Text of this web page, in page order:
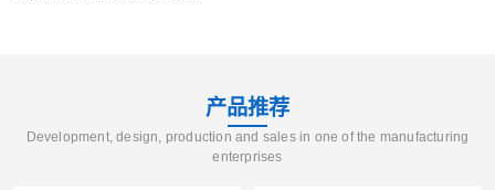
产品推荐
Development, design, production and sales in one of the manufacturing
enterprises